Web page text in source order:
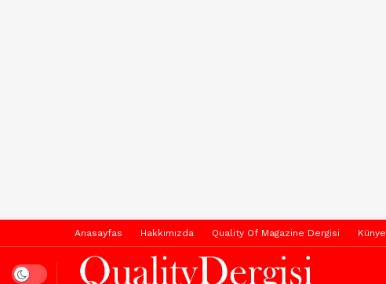
Anasayfas Hakkımızda Quality Of Magazine Dergisi Künye
Dark mode